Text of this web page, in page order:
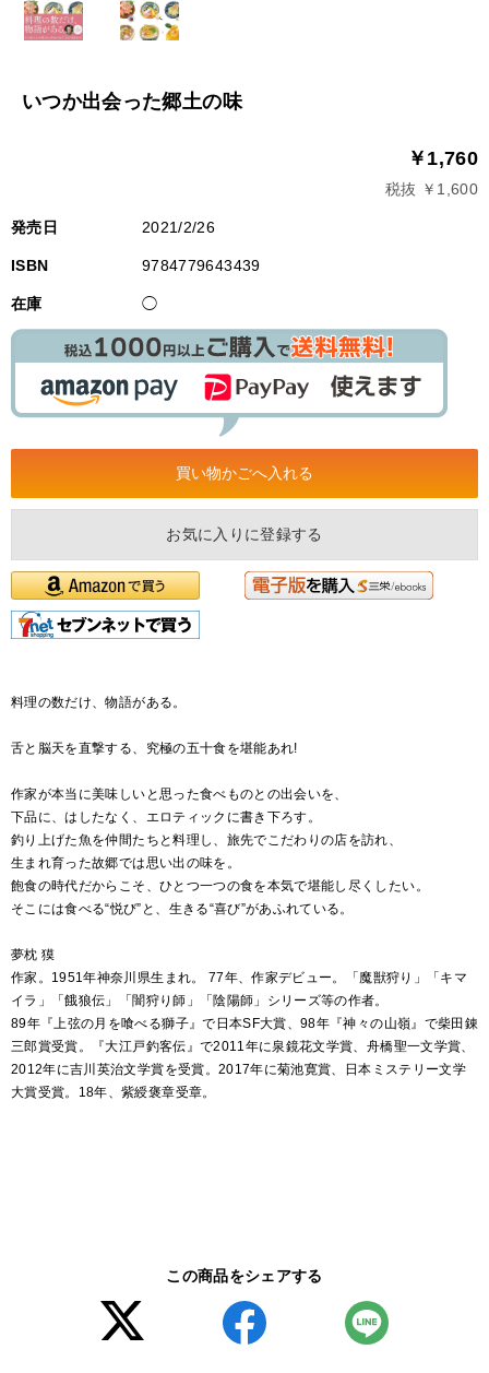
いつか出会った郷土の味
￥1,760
税抜 ￥1,600
発売日 2021/2/26
ISBN 9784779643439
在庫 ◯
お気に入りに登録する
料理の数だけ、物語がある。
舌と脳天を直撃する、究極の五十食を堪能あれ!
作家が本当に美味しいと思った食べものとの出会いを、
下品に、はしたなく、エロティックに書き下ろす。
釣り上げた魚を仲間たちと料理し、旅先でこだわりの店を訪れ、
生まれ育った故郷では思い出の味を。
飽食の時代だからこそ、ひとつ一つの食を本気で堪能し尽くしたい。
そこには食べる“悦び”と、生きる“喜び”があふれている。
夢枕 獏
作家。1951年神奈川県生まれ。 77年、作家デビュー。「魔獣狩り」「キマ
イラ」「餓狼伝」「闇狩り師」「陰陽師」シリーズ等の作者。
89年『上弦の月を喰べる獅子』で日本SF大賞、98年『神々の山嶺』で柴田錬
三郎賞受賞。『大江戸釣客伝』で2011年に泉鏡花文学賞、舟橋聖一文学賞、
2012年に吉川英治文学賞を受賞。2017年に菊池寛賞、日本ミステリー文学
大賞受賞。18年、紫綬褒章受章。
この商品をシェアする